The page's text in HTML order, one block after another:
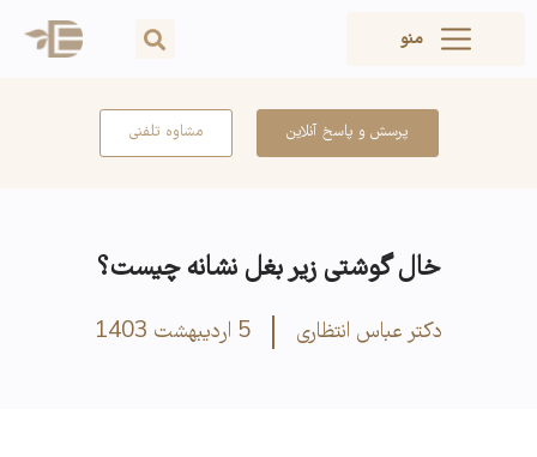
منو
پرسش و پاسخ آنلاین مشاوه تلفنی
خال گوشتی زیر بغل نشانه چیست؟
دکتر عباس انتظاری 5 اردیبهشت 1403